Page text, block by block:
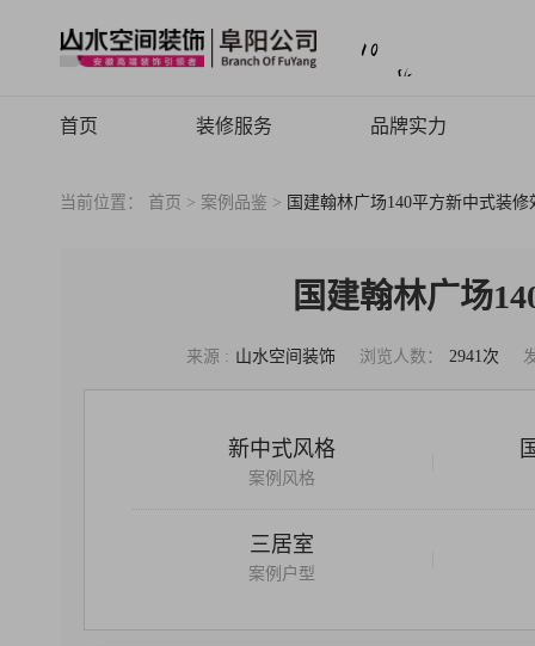
首页 装修服务
山水高端
品牌实力
品牌介绍
品牌文化
当前位置： 首页 > 案例品鉴 > 国建翰林广场140平方新中式装修
国建翰林广场
来源 : 山水空间装饰 浏览人数： 2941次
新中式风格
案例风格
三居室
案例户型